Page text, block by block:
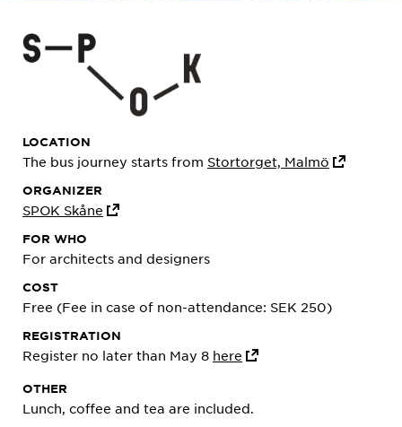
LOCATION
The bus journey starts from Stortorget, Malmö
ORGANIZER
SPOK Skåne
FOR WHO
For architects and designers
COST
Free (Fee in case of non-attendance: SEK 250)
REGISTRATION
Register no later than May 8 here
OTHER
Lunch, coffee and tea are included.